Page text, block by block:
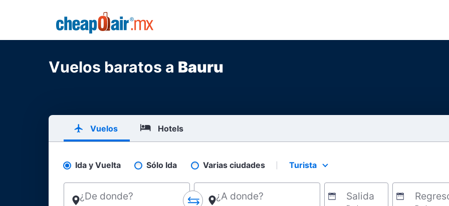
Vuelos baratos a Bauru
Vuelos Hotels
Pick your flight type
Ida y Vuelta Sólo Ida Varias ciudades Select your preferred seating class.
Turista
¿De donde? ¿A donde? Salida